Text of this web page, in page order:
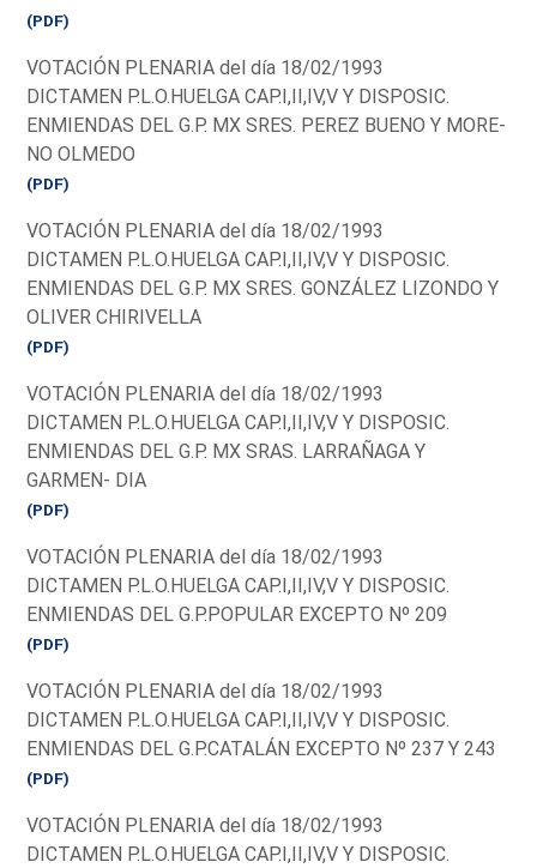
(PDF)
VOTACIÓN PLENARIA del día 18/02/1993
DICTAMEN P.L.O.HUELGA CAP.I,II,IV,V Y DISPOSIC.
ENMIENDAS DEL G.P. MX SRES. PEREZ BUENO Y MORE-
NO OLMEDO
(PDF)
VOTACIÓN PLENARIA del día 18/02/1993
DICTAMEN P.L.O.HUELGA CAP.I,II,IV,V Y DISPOSIC.
ENMIENDAS DEL G.P. MX SRES. GONZÁLEZ LIZONDO Y
OLIVER CHIRIVELLA
(PDF)
VOTACIÓN PLENARIA del día 18/02/1993
DICTAMEN P.L.O.HUELGA CAP.I,II,IV,V Y DISPOSIC.
ENMIENDAS DEL G.P. MX SRAS. LARRAÑAGA Y
GARMEN- DIA
(PDF)
VOTACIÓN PLENARIA del día 18/02/1993
DICTAMEN P.L.O.HUELGA CAP.I,II,IV,V Y DISPOSIC.
ENMIENDAS DEL G.P.POPULAR EXCEPTO Nº 209
(PDF)
VOTACIÓN PLENARIA del día 18/02/1993
DICTAMEN P.L.O.HUELGA CAP.I,II,IV,V Y DISPOSIC.
ENMIENDAS DEL G.P.CATALÁN EXCEPTO Nº 237 Y 243
(PDF)
VOTACIÓN PLENARIA del día 18/02/1993
DICTAMEN P.L.O.HUELGA CAP.I,II,IV,V Y DISPOSIC.